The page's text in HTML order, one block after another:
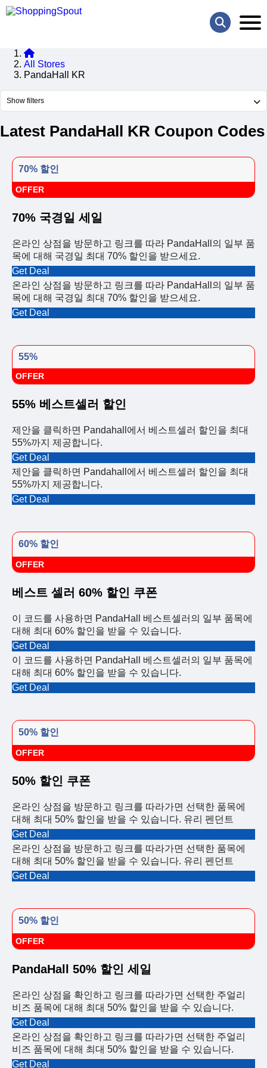
All Stores
PandaHall KR
Show filters
Latest PandaHall KR Coupon Codes
70% 할인
OFFER
70% 국경일 세일
온라인 상점을 방문하고 링크를 따라 PandaHall의 일부 품
목에 대해 국경일 최대 70% 할인을 받으세요.
Get Deal
온라인 상점을 방문하고 링크를 따라 PandaHall의 일부 품
목에 대해 국경일 최대 70% 할인을 받으세요.
Get Deal
55%
OFFER
55% 베스트셀러 할인
제안을 클릭하면 Pandahall에서 베스트셀러 할인을 최대
55%까지 제공합니다.
Get Deal
제안을 클릭하면 Pandahall에서 베스트셀러 할인을 최대
55%까지 제공합니다.
Get Deal
60% 할인
OFFER
베스트 셀러 60% 할인 쿠폰
이 코드를 사용하면 PandaHall 베스트셀러의 일부 품목에
대해 최대 60% 할인을 받을 수 있습니다.
Get Deal
이 코드를 사용하면 PandaHall 베스트셀러의 일부 품목에
대해 최대 60% 할인을 받을 수 있습니다.
Get Deal
50% 할인
OFFER
50% 할인 쿠폰
온라인 상점을 방문하고 링크를 따라가면 선택한 품목에
대해 최대 50% 할인을 받을 수 있습니다. 유리 펜던트
Get Deal
온라인 상점을 방문하고 링크를 따라가면 선택한 품목에
대해 최대 50% 할인을 받을 수 있습니다. 유리 펜던트
Get Deal
50% 할인
OFFER
PandaHall 50% 할인 세일
온라인 상점을 확인하고 링크를 따라가면 선택한 주얼리
비즈 품목에 대해 최대 50% 할인을 받을 수 있습니다.
Get Deal
온라인 상점을 확인하고 링크를 따라가면 선택한 주얼리
비즈 품목에 대해 최대 50% 할인을 받을 수 있습니다.
Get Deal